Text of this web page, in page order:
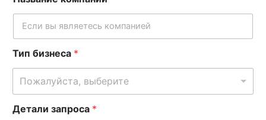
Тип бизнеса *
Пожалуйста, выберите
В
Детали запроса *